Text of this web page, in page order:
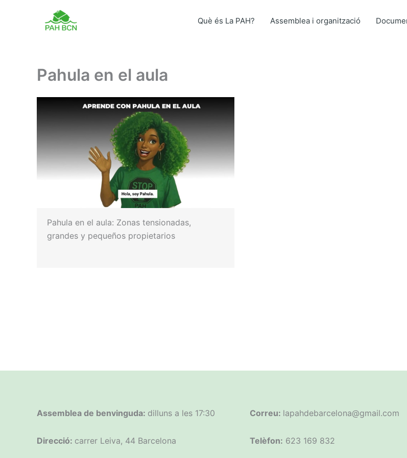
Què és La PAH? Assemblea i organització
Pahula en el aula
Pahula en el aula: Zonas tensionadas,
grandes y pequeños propietarios
Assemblea de benvinguda: dilluns a les 17:30
Direcció: carrer Leiva, 44 Barcelona
Correu: lapahdebarcelona@gmail.com
Telèfon: 623 169 832